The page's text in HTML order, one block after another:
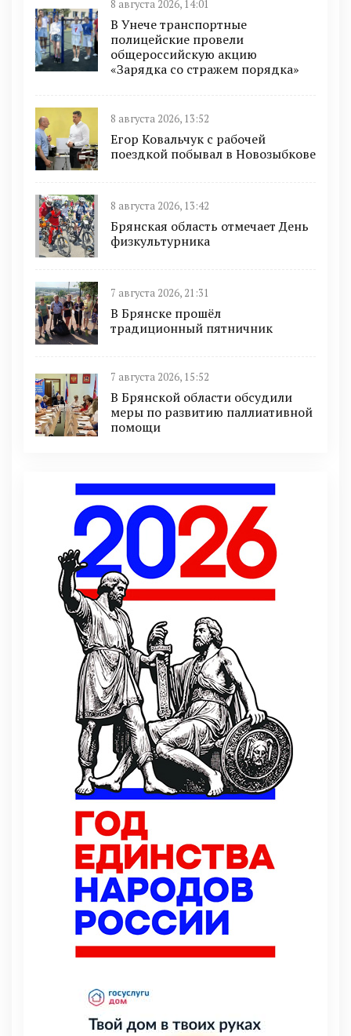
8 августа 2026, 14:01
В Унече транспортные
полицейские провели
общероссийскую акцию
«Зарядка со стражем порядка»
8 августа 2026, 13:52
Егор Ковальчук с рабочей
поездкой побывал в Новозыбкове
8 августа 2026, 13:42
Брянская область отмечает День
физкультурника
7 августа 2026, 21:31
В Брянске прошёл
традиционный пятничник
7 августа 2026, 15:52
В Брянской области обсудили
меры по развитию паллиативной
помощи